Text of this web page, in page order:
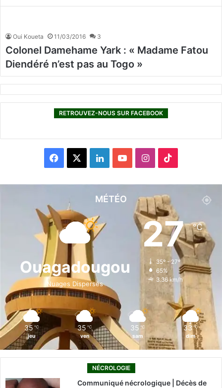
Oui Koueta 11/03/2016 3
Colonel Damehame Yark : « Madame Fatou
Diendéré n’est pas au Togo »
RETROUVEZ-NOUS SUR FACEBOOK
e
b
o
k
L
n
i
n
I
s
t
a
g
r
T
o
k
MÉTÉO
Ouagadougou
Nuages Dispersés
27℃
35º - 27º
65%
3.36 km/h
35 ℃
jeu
35 ℃
ven
35 ℃
sam
33 ℃
dim
NÉCROLOGIE
Communiqué nécrologique | Décès de